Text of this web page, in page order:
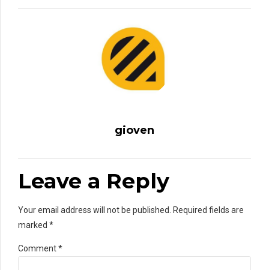
gioven
Leave a Reply
Your email address will not be published. Required fields are
marked *
Comment*